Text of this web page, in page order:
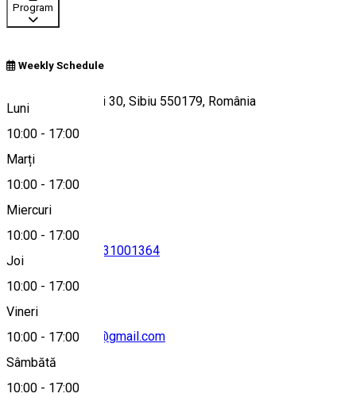
Program
Weekly Schedule
Luni
10:00 - 17:00
Marți
10:00 - 17:00
Miercuri
10:00 - 17:00
Joi
10:00 - 17:00
Vineri
10:00 - 17:00
Sâmbătă
10:00 - 17:00
Strada Mitropoliei 30, Sibiu 550179, România
Hartă
0731001364
teutsch.museum@gmail.com